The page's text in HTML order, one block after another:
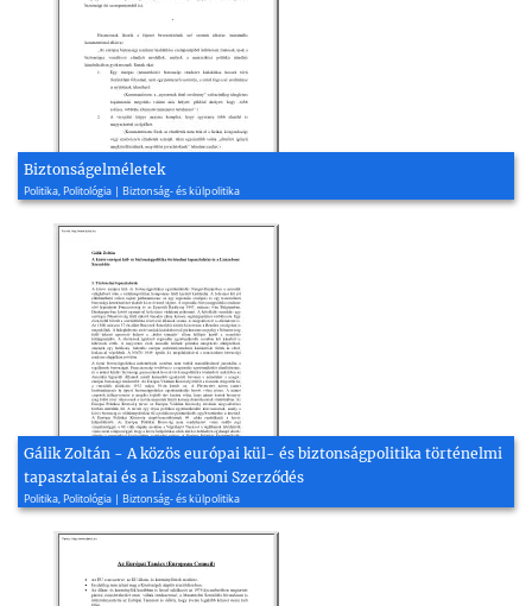
Biztonságelméletek
Politika, Politológia | Biztonság- és külpolitika
Gálik Zoltán - A közös európai kül- és biztonságpolitika történelmi
tapasztalatai és a Lisszaboni Szerződés
Politika, Politológia | Biztonság- és külpolitika